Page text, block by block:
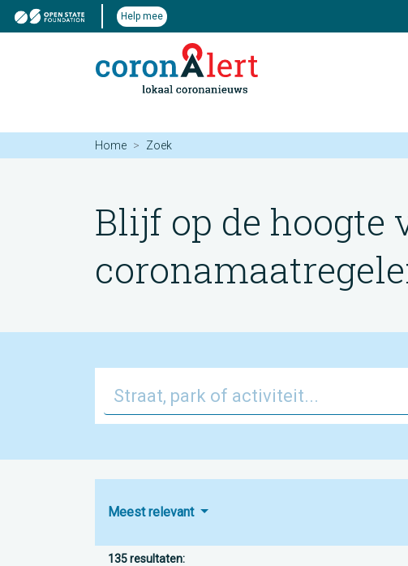
Help mee
Home Zoek
Blijf op de hoogte
Meest relevant
135 resultaten: